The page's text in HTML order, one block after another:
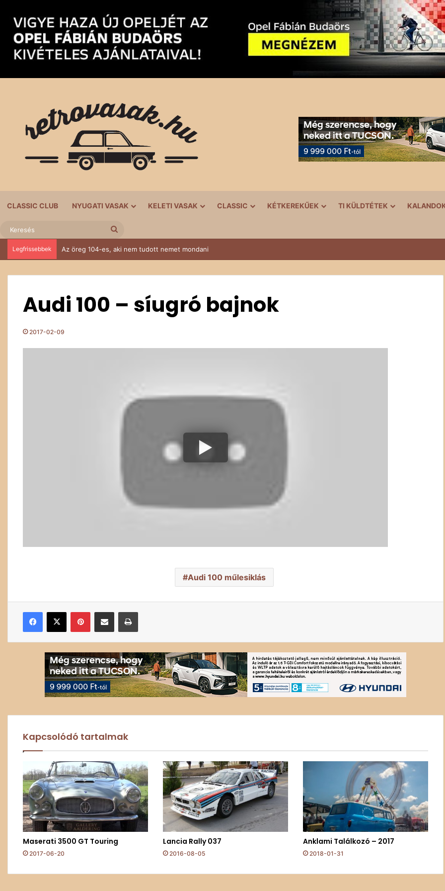
CLASSIC CLUB NYUGATI VASAK KELETI VASAK CLASSIC KÉTKEREKŰEK TI KÜLDTÉTEK
Legfrissebbek Az öreg 104-es, aki nem tudott nemet mondani
Audi 100 – síugró bajnok
2017-02-09
Audi 100 műlesiklás
Facebook
X PinterestMegosztás email-ben Nyomtatás
Kapcsolódó tartalmak
Maserati 3500 GT Touring
2017-06-20
Lancia Rally 037
2016-08-05
Anklami Találkozó – 2017
2018-01-31